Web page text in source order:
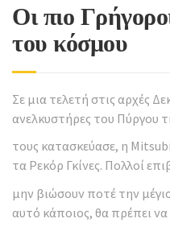
Οι πιο
του κόσμου
Σε μια τελετή στις αρχές
ανελκυστήρες του Πύργου
τους κατασκεύασε, η
τα Ρεκόρ Γκίνες. Πολλοί
μην βιώσουν ποτέ την
αυτό κάποιος, θα πρέπει